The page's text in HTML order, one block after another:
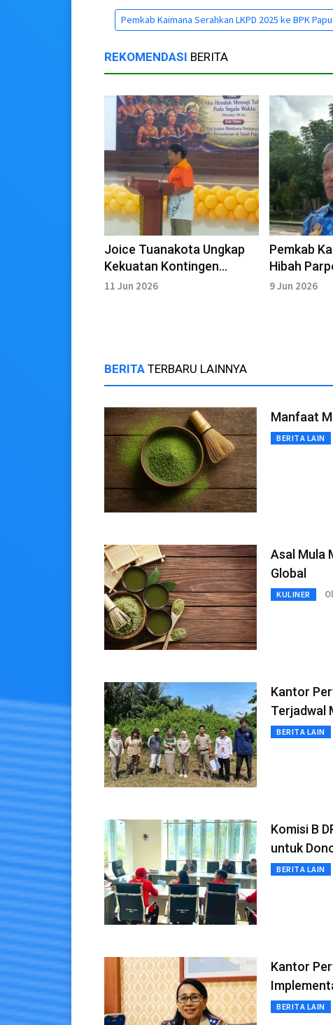
Pemkab Kaimana Serahkan LKPD 2025 ke BPK
REKOMENDASI BERITA
Joice Tuanakota Ungkap
Kekuatan Kontingen
Pesparawi Kaimana
11 Jun 2026
Pemkab
Hibah
9 Jun 2026
BERITA TERBARU LAINNYA
Manfaat
BERITA LAIN
Asal Mula
Global
KULINER
Kantor
Terjadwal
BERITA LAIN
Komisi B
untuk
BERITA LAIN
Kantor
BERITA LAIN